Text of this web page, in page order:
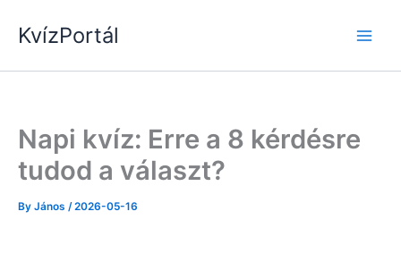
KvízPortál
Napi kvíz: Erre a 8 kérdésre
tudod a választ?
By János /2026-05-16